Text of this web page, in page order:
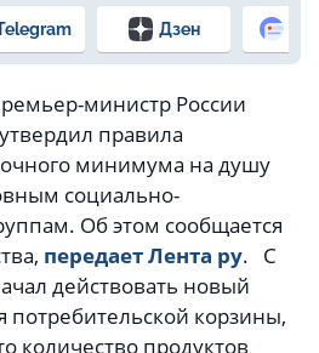
Дзен
министр России
правила
минимума на душу
социально-
Об этом сообщается
передает Лента ру. С
действовать новый
потребительской корзины,
количество продуктов